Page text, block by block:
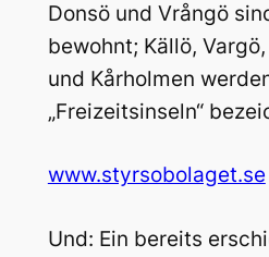
Donsö und Vrångö
bewohnt; Källö,
und Kårholmen
„Freizeitsinseln“
www.styrsobolaget.se
Und: Ein bereits